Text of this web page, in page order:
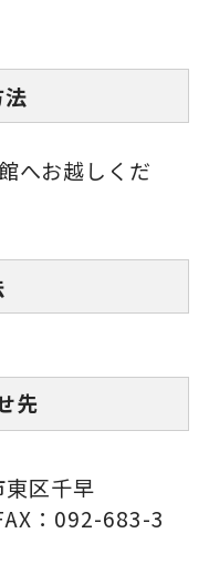
へお越しくだ
先
区千早
：092-683-3